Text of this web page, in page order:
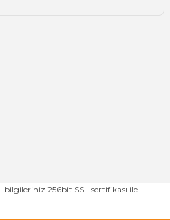
bilgileriniz 256bit SSL sertifikası ile